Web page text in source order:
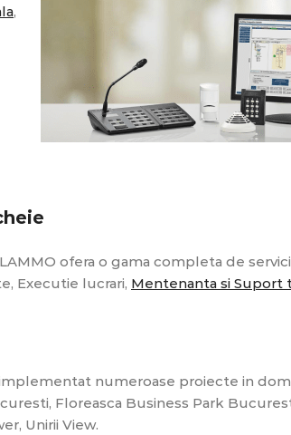
,
ofera o gama completa de
Executie lucrari, Mentenanta si Suport
numeroase proiecte in
Floreasca Business Park
Unirii View.